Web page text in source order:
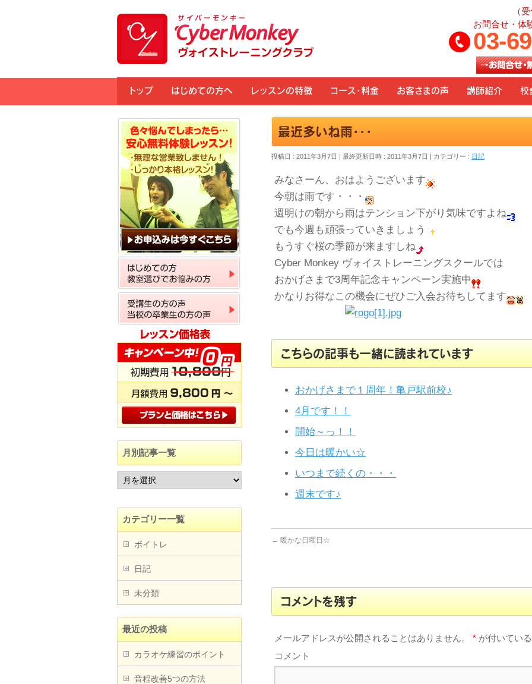
（
お問合せ・体
03-
トップ はじめての方へ レッスンの特徴 コース・料金 お客さまの声 講師紹介 校
最近多いね雨・・・
投稿日 : 2011年3月7日 最終更新日時 : 2011年3月7日 カテゴリー : 日記
みなさーん、おはようございます
今朝は雨です・・・
週明けの朝から雨はテンション下がり気味ですよね
でも今週も頑張っていきましょう
もうすぐ桜の季節が来ますしね
Cyber Monkey ヴォイストレーニングスクールでは
おかげさまで3周年記念キャンペーン実施中
かなりお得なこの機会にぜひご入会お待ちしてます
こちらの記事も一緒に読まれています
おかげさまで１周年！亀戸駅前校♪
4月です！！
開始～っ！！
今日は暖かい☆
いつまで続くの・・・
週末です♪
← 暖かな日曜日☆
コメントを残す
メールアドレスが公開されることはありません。 * が付いてい
コメント
月別記事一覧
カテゴリー一覧
ボイトレ
日記
未分類
最近の投稿
カラオケ練習のポイント
音程改善5つの方法